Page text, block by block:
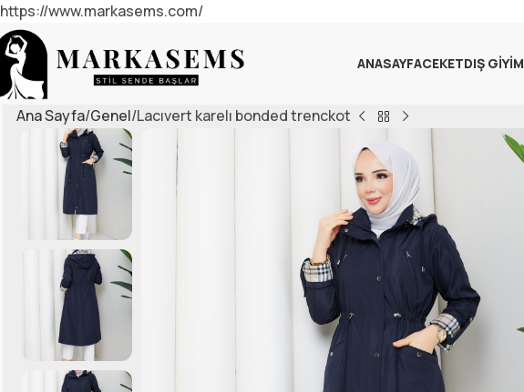
https://www.markasems.com/
ANASAYFACEKETDIŞ GIYIM
Ana Sayfa Genel Lacıvert karelı bonded trenckot